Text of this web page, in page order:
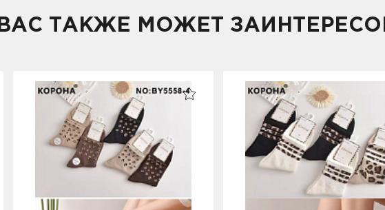
ВАС ТАКЖЕ МОЖЕТ